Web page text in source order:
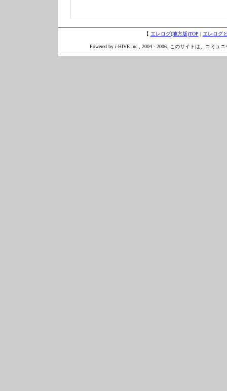
【 エレログ(地方版)TOP | エレログ
Powered by i-HIVE inc., 2004 - 2006. このサイトは、コミュ